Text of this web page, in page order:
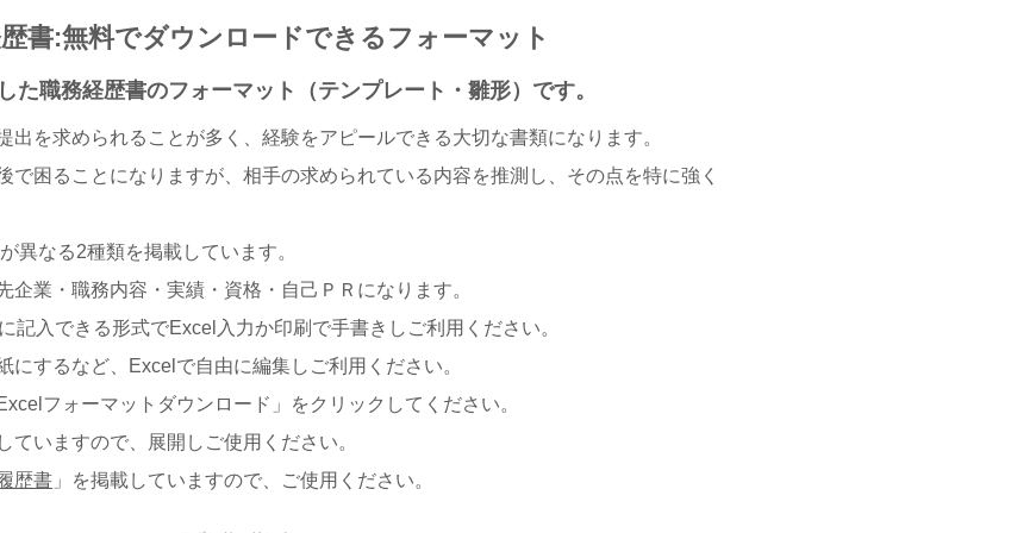
書:無料でダウンロードできるフォーマット
た職務経歴書のフォーマット（テンプレート・雛形）です。
出を求められることが多く、経験をアピールできる大切な書類になります。
で困ることになりますが、相手の求められている内容を推測し、その点を特に強く
異なる2種類を掲載しています。
企業・職務内容・実績・資格・自己ＰＲになります。
記入できる形式でExcel入力か印刷で手書きしご利用ください。
にするなど、Excelで自由に編集しご利用ください。
フォーマットダウンロード」をクリックしてください。
ていますので、展開しご使用ください。
歴書 」を掲載していますので、ご使用ください。